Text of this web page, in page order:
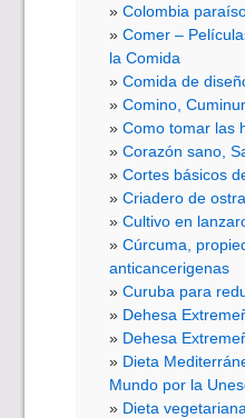
Colombia
Comer –
la Comida
Comida de
Comino,
Como tomar las
Corazón sano,
Cortes básicos
Criadero de
Cultivo en
Cúrcuma,
anticancerigenas
Curuba para
Dehesa
Dehesa
Dieta
Mundo por la
Dieta